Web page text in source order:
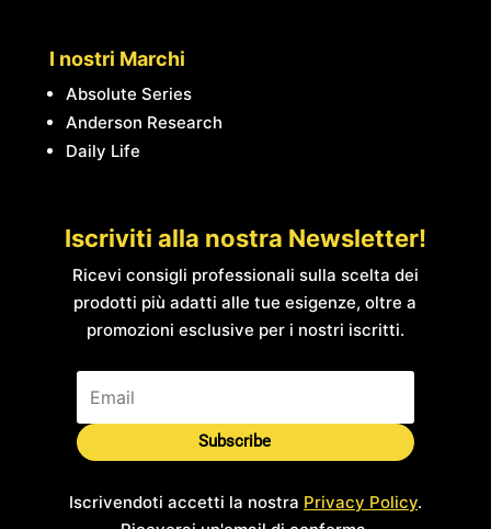
I nostri Marchi
Absolute Series
Anderson Research
Daily Life
Iscriviti alla nostra Newsletter!
Ricevi consigli professionali sulla scelta dei
prodotti più adatti alle tue esigenze, oltre a
promozioni esclusive per i nostri iscritti.
Subscribe
Iscrivendoti accetti la nostra Privacy Policy.